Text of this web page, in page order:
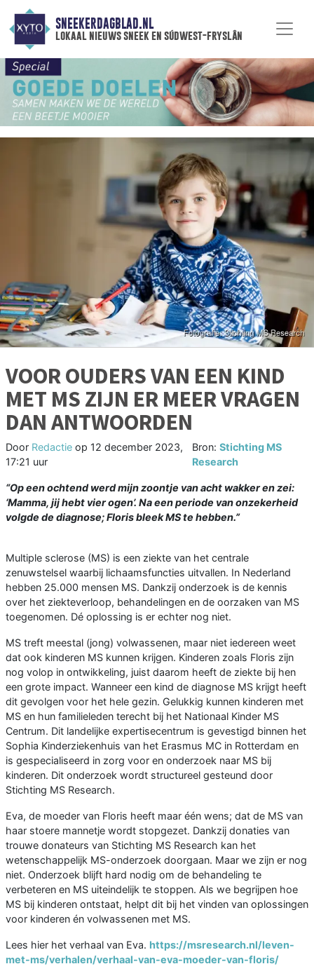
SNEEKERDAGBLAD.NL
lokaal nieuws sneek en súdwest-fryslân
VOOR OUDERS VAN EEN KIND
MET MS ZIJN ER MEER VRAGEN
DAN ANTWOORDEN
Door Redactie op 12 december 2023,
17:21 uur
Bron:Stichting MS
Research
“Op een ochtend werd mijn zoontje van acht wakker en zei:
‘Mamma, jij hebt vier ogen’. Na een periode van onzekerheid
volgde de diagnose; Floris bleek MS te hebben.”
Multiple sclerose (MS) is een ziekte van het centrale
zenuwstelsel waarbij lichaamsfuncties uitvallen. In Nederland
hebben 25.000 mensen MS. Dankzij onderzoek is de kennis
over het ziekteverloop, behandelingen en de oorzaken van MS
toegenomen. Dé oplossing is er echter nog niet.
MS treft meestal (jong) volwassenen, maar niet iedereen weet
dat ook kinderen MS kunnen krijgen. Kinderen zoals Floris zijn
nog volop in ontwikkeling, juist daarom heeft de ziekte bij hen
een grote impact. Wanneer een kind de diagnose MS krijgt heeft
dit gevolgen voor het hele gezin. Gelukkig kunnen kinderen met
MS en hun familieleden terecht bij het Nationaal Kinder MS
Centrum. Dit landelijke expertisecentrum is gevestigd binnen het
Sophia Kinderziekenhuis van het Erasmus MC in Rotterdam en
is gespecialiseerd in zorg voor en onderzoek naar MS bij
kinderen. Dit onderzoek wordt structureel gesteund door
Stichting MS Research.
Eva, de moeder van Floris heeft maar één wens; dat de MS van
haar stoere mannetje wordt stopgezet. Dankzij donaties van
trouwe donateurs van Stichting MS Research kan het
wetenschappelijk MS-onderzoek doorgaan. Maar we zijn er nog
niet. Onderzoek blijft hard nodig om de behandeling te
verbeteren en MS uiteindelijk te stoppen. Als we begrijpen hoe
MS bij kinderen ontstaat, helpt dit bij het vinden van oplossingen
voor kinderen én volwassenen met MS.
Lees hier het verhaal van Eva. https://msresearch.nl/leven-
met-ms/verhalen/verhaal-van-eva-moeder-van-floris/